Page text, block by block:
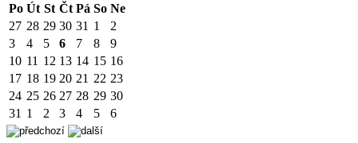
Po Út St Čt Pá So Ne
27 28 29 30 31 1
2
3
4 5 6 7 8
9
10 11 12 13 14 15 16
17 18 19 20 21 22 23
24 25 26 27 28 29 30
31 1 2 3 4 5 6